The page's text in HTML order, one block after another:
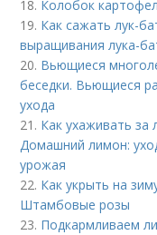
18. Колобок
19. Как сажать лук-
выращивания лука-
20. Вьющиеся
беседки. Вьющиеся
ухода
21. Как ухаживать
Домашний лимон:
урожая
22. Как укрыть на
Штамбовые розы
23. Подкармливаем